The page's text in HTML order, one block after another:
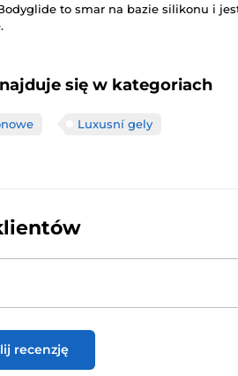
to smar na bazie silikonu i
się w kategoriach
Luxusní gely
recenzję